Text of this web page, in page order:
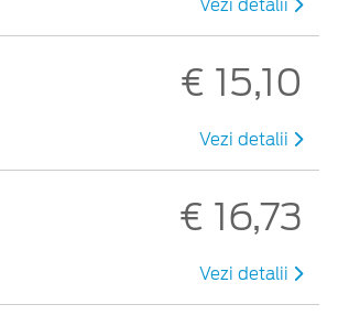
Vezi detalii
€ 15,10
Vezi detalii
€ 16,73
Vezi detalii